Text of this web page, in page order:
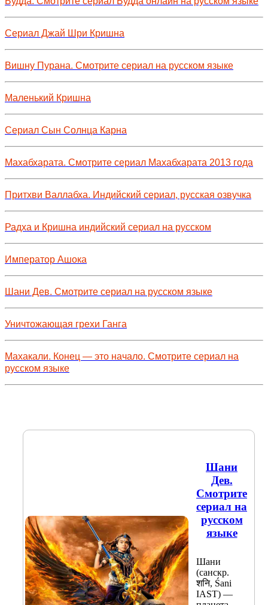
Сериал Джай Шри Кришна
Вишну Пурана. Смотрите сериал на русском языке
Маленький Кришна
Сериал Сын Солнца Карна
Махабхарата. Смотрите сериал Махабхарата 2013 года
Притхви Валлабха. Индийский сериал, русская озвучка
Радха и Кришна индийский сериал на русском
Император Ашока
Шани Дев. Смотрите сериал на русском языке
Уничтожающая грехи Ганга
Махакали. Конец — это начало. Смотрите сериал на
русском языке
Шани
Дев.
Смотрите
сериал на
русском
языке
Шани
(санскр.
शनि, Śani
IAST) —